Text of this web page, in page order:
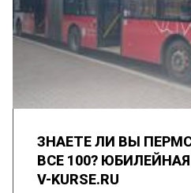
ЗНАЕТЕ ЛИ ВЫ
ВСЕ 100?
V-KURSE.RU